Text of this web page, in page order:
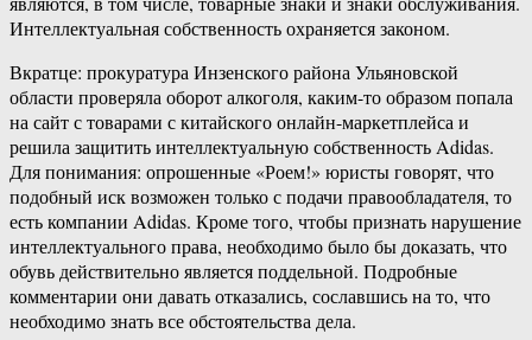
Интеллектуальная собственность охраняется законом.
Вкратце: прокуратура Инзенского района Ульяновской
области проверяла оборот алкоголя, каким-то образом попала
на сайт с товарами с китайского онлайн-маркетплейса и
решила защитить интеллектуальную собственность Adidas.
Для понимания: опрошенные «Роем!» юристы говорят, что
подобный иск возможен только с подачи правообладателя, то
есть компании Adidas. Кроме того, чтобы признать нарушение
интеллектуального права, необходимо было бы доказать, что
обувь действительно является поддельной. Подробные
комментарии они давать отказались, сославшись на то, что
необходимо знать все обстоятельства дела.